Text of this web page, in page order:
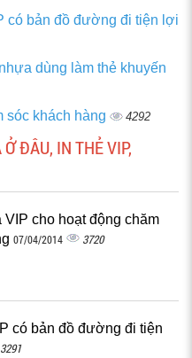
có bản đồ đường đi tiện lợi
dùng làm thẻ khuyến
sóc khách hàng 4292
ĐÂU, IN THẺ VIP,
VIP cho hoạt động chăm
07/04/2014 3720
có bản đồ đường đi tiện
3291